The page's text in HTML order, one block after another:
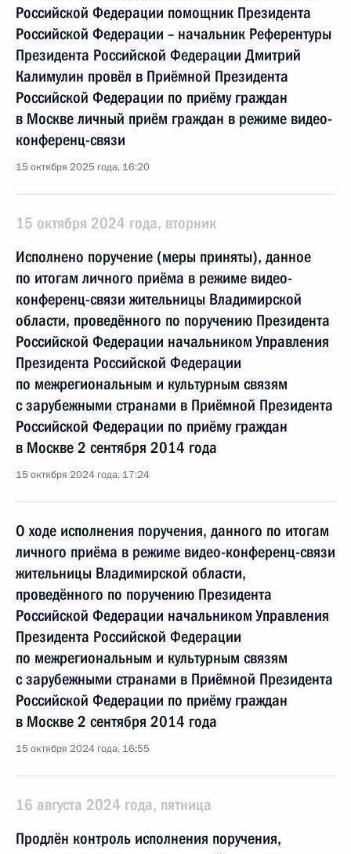
Российской Федерации помощник Президента
Российской Федерации – начальник Референтуры
Президента Российской Федерации Дмитрий
Калимулин провёл в Приёмной Президента
Российской Федерации по приёму граждан
в Москве личный приём граждан в режиме видео-
конференц-связи
15 октября 2025 года, 16:20
15 октября 2024 года, вторник
Исполнено поручение (меры приняты), данное
по итогам личного приёма в режиме видео-
конференц-связи жительницы Владимирской
области, проведённого по поручению Президента
Российской Федерации начальником Управления
Президента Российской Федерации
по межрегиональным и культурным связям
с зарубежными странами в Приёмной Президента
Российской Федерации по приёму граждан
в Москве 2 сентября 2014 года
15 октября 2024 года, 17:24
О ходе исполнения поручения, данного по итогам
личного приёма в режиме видео-конференц-связи
жительницы Владимирской области,
проведённого по поручению Президента
Российской Федерации начальником Управления
Президента Российской Федерации
по межрегиональным и культурным связям
с зарубежными странами в Приёмной Президента
Российской Федерации по приёму граждан
в Москве 2 сентября 2014 года
15 октября 2024 года, 16:55
16 августа 2024 года, пятница
Продлён контроль исполнения поручения,